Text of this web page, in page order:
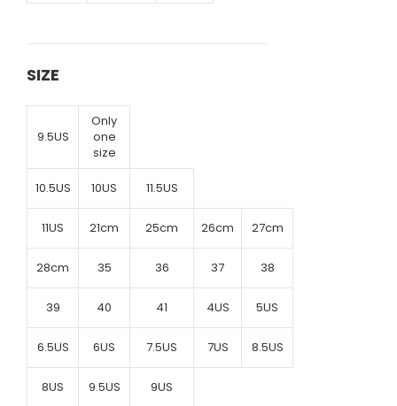
SIZE
9.5US
Only
one
size
10.5US 10US 11.5US
11US 21cm 25cm 26cm 27cm
28cm 35 36 37 38
39 40 41 4US 5US
6.5US 6US 7.5US 7US 8.5US
8US 9.5US 9US